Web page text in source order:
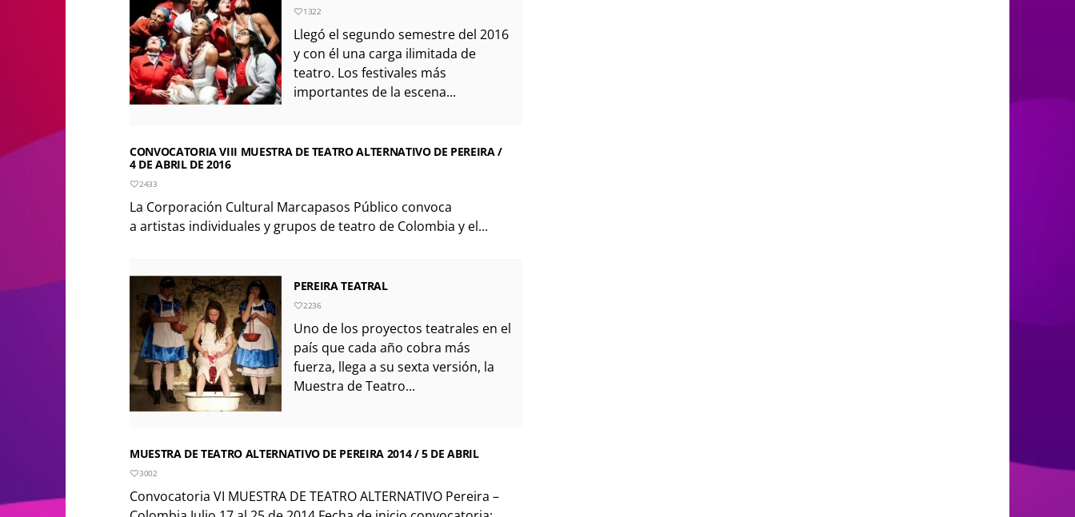
1322
Llegó el segundo semestre del 2016
y con él una carga ilimitada de
teatro. Los festivales más
importantes de la escena...
CONVOCATORIA VIII MUESTRA DE TEATRO ALTERNATIVO DE PEREIRA /
4 DE ABRIL DE 2016
2433
La Corporación Cultural Marcapasos Público convoca
a artistas individuales y grupos de teatro de Colombia y el...
PEREIRA TEATRAL
2236
Uno de los proyectos teatrales en el
país que cada año cobra más
fuerza, llega a su sexta versión, la
Muestra de Teatro...
MUESTRA DE TEATRO ALTERNATIVO DE PEREIRA 2014 / 5 DE ABRIL
3002
Convocatoria VI MUESTRA DE TEATRO ALTERNATIVO Pereira –